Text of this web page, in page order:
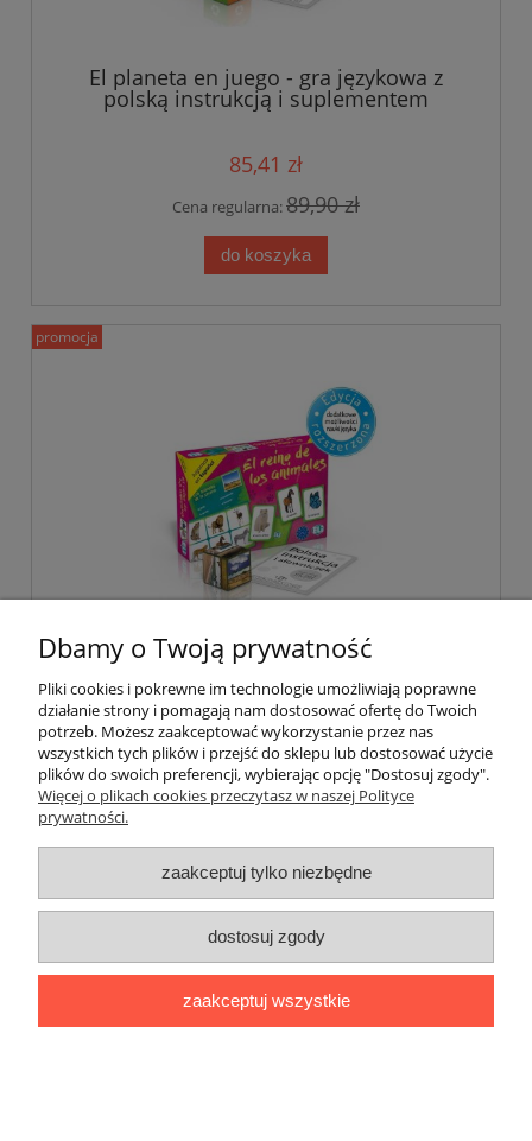
El planeta en juego - gra językowa z
polską instrukcją i suplementem
85,41 zł
Cena regularna:89,90 zł
do koszyka
El reino de los animales - gra językowa z
polską instrukcją i suplementem
85,41 zł
Cena regularna:89,90 zł
promocja
Dbamy o Twoją prywatność
Pliki cookies i pokrewne im technologie umożliwiają poprawne
działanie strony i pomagają nam dostosować ofertę do Twoich
potrzeb. Możesz zaakceptować wykorzystanie przez nas
wszystkich tych plików i przejść do sklepu lub dostosować użycie
plików do swoich preferencji, wybierając opcję "Dostosuj zgody".
Więcej o plikach cookies przeczytasz w naszej Polityce
prywatności.
zaakceptuj tylko niezbędne
dostosuj zgody
zaakceptuj wszystkie